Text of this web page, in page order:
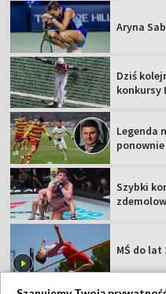
Aryna
Dziś
konkursy
Legenda
Szybki
MŚ do lat